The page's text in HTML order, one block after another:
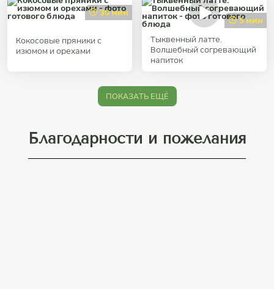
30 мин
Кокосовые пряники с
изюмом и орехами
5 мин
Тыквенный латте.
Волшебный согревающий
напиток
ПОКАЗАТЬ ЕЩЁ
Благодарности и пожелания